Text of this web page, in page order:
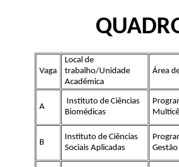
Vaga
Local de
trabalho/Unidade
Acadêmica
Área
A
Instituto de Ciências
Biomédicas
B
Instituto de Ciências
Sociais Aplicadas